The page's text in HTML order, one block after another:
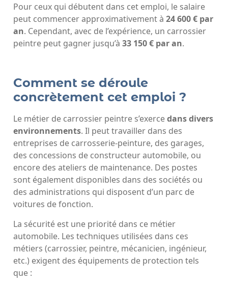
Pour ceux qui débutent dans cet emploi, le salaire
peut commencer approximativement à 24 600 € par
an. Cependant, avec de l’expérience, un carrossier
peintre peut gagner jusqu’à 33 150 € par an.
Comment se déroule
concrètement cet emploi ?
Le métier de carrossier peintre s’exercedans divers
environnements. Il peut travailler dans des
entreprises de carrosserie-peinture, des garages,
des concessions de constructeur automobile, ou
encore des ateliers de maintenance. Des postes
sont également disponibles dans des sociétés ou
des administrations qui disposent d’un parc de
voitures de fonction.
La sécurité est une priorité dans ce métier
automobile. Les techniques utilisées dans ces
métiers (carrossier, peintre, mécanicien, ingénieur,
etc.) exigent des équipements de protection tels
que :